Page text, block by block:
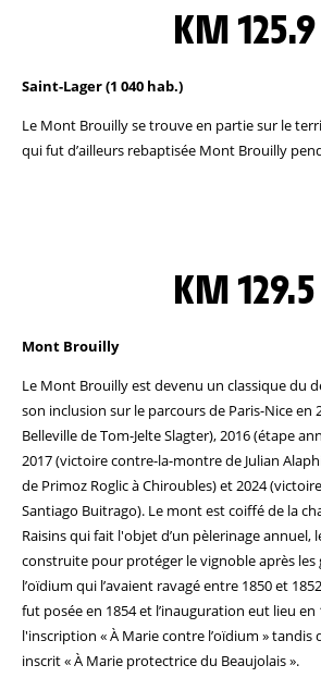
KM 125.9
Saint-Lager (1 040 hab.)
Le Mont Brouilly se trouve en partie sur le
qui fut d’ailleurs rebaptisée Mont Brouilly
KM 129.5
Mont Brouilly
Le Mont Brouilly est devenu un classique du
son inclusion sur le parcours de Paris-Nice en
Belleville de Tom-Jelte Slagter), 2016 (étape
2017 (victoire contre-la-montre de Julian
de Primoz Roglic à Chiroubles) et 2024
Santiago Buitrago). Le mont est coiffé de la
Raisins qui fait l'objet d’un pèlerinage annuel,
construite pour protéger le vignoble après les
l’oïdium qui l’avaient ravagé entre 1850 et
fut posée en 1854 et l’inauguration eut lieu en
l'inscription « À Marie contre l’oïdium » tandis
inscrit « À Marie protectrice du Beaujolais ».